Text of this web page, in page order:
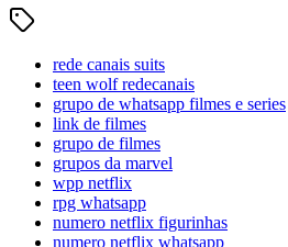
rede canais suits
teen wolf redecanais
grupo de whatsapp filmes e series
link de filmes
grupo de filmes
grupos da marvel
wpp netflix
rpg whatsapp
numero netflix figurinhas
numero netflix whatsapp